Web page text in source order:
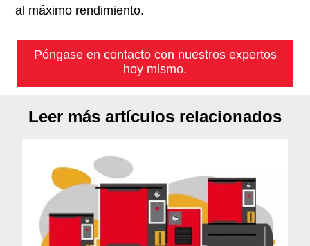
al máximo rendimiento.
Póngase en contacto con nuestros expertos
hoy mismo.
Leer más artículos relacionados